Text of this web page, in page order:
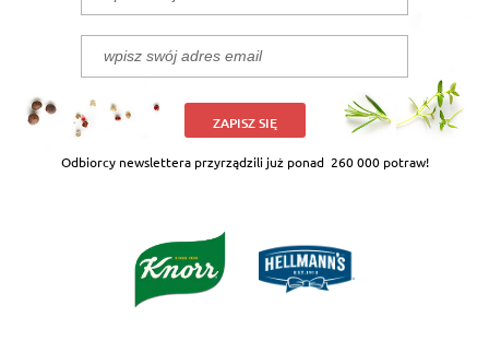
ZAPISZ SIĘ
Odbiorcy newslettera przyrządzili już ponad 260 000 potraw!